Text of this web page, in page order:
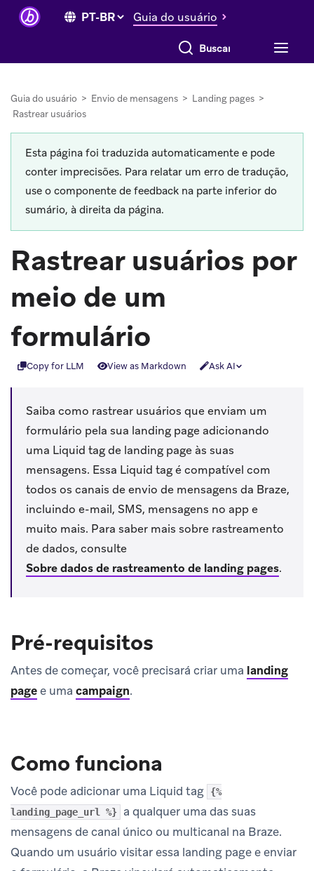
Guia do usuário
Buscar tudo
Guia do usuário > Envio de mensagens > Landing pages >
Rastrear usuários
Esta página foi traduzida automaticamente e pode
conter imprecisões. Para relatar um erro de tradução,
use o componente de feedback na parte inferior do
sumário, à direita da página.
Rastrear usuários por
meio de um
formulário
Copy for LLM View as Markdown Ask AI
Saiba como rastrear usuários que enviam um
formulário pela sua landing page adicionando
uma Liquid tag de landing page às suas
mensagens. Essa Liquid tag é compatível com
todos os canais de envio de mensagens da Braze,
incluindo e-mail, SMS, mensagens no app e
muito mais. Para saber mais sobre rastreamento
de dados, consulte
Sobre dados de rastreamento de landing pages.
Pré-requisitos
Antes de começar, você precisará criar uma landing
pagee uma campaign.
Como funciona
Você pode adicionar uma Liquid tag
{%
landing_page_url %}
a qualquer uma das suas
mensagens de canal único ou multicanal na Braze.
Quando um usuário visitar essa landing page e enviar